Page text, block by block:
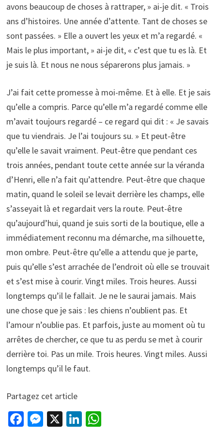
avons beaucoup de choses à rattraper, » ai-je dit. « Trois
ans d’histoires. Une année d’attente. Tant de choses se
sont passées. » Elle a ouvert les yeux et m’a regardé. «
Mais le plus important, » ai-je dit, « c’est que tu es là. Et
je suis là. Et nous ne nous séparerons plus jamais. »
J’ai fait cette promesse à moi-même. Et à elle. Et je sais
qu’elle a compris. Parce qu’elle m’a regardé comme elle
m’avait toujours regardé – ce regard qui dit : « Je savais
que tu viendrais. Je l’ai toujours su. » Et peut-être
qu’elle le savait vraiment. Peut-être que pendant ces
trois années, pendant toute cette année sur la véranda
d’Henri, elle n’a fait qu’attendre. Peut-être que chaque
matin, quand le soleil se levait derrière les champs, elle
s’asseyait là et regardait vers la route. Peut-être
qu’aujourd’hui, quand je suis sorti de la boutique, elle a
immédiatement reconnu ma démarche, ma silhouette,
mon ombre. Peut-être qu’elle a attendu que je parte,
puis qu’elle s’est arrachée de l’endroit où elle se trouvait
et s’est mise à courir. Vingt miles. Trois heures. Aussi
longtemps qu’il le fallait. Je ne le saurai jamais. Mais
une chose que je sais : les chiens n’oublient pas. Et
l’amour n’oublie pas. Et parfois, juste au moment où tu
arrêtes de chercher, ce que tu as perdu se met à courir
derrière toi. Pas un mile. Trois heures. Vingt miles. Aussi
longtemps qu’il le faut.
Partagez cet article
Fa M X Li W